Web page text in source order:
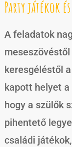
Party játékok
A feladatok
keresgéléstől
kapott helyet
hogy a szülők
pihentető
családi